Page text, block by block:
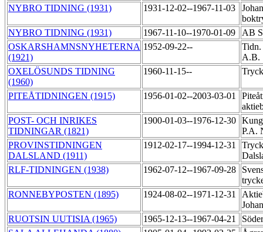
NYBRO TIDNING (1931)
1931-12-02--1967-11-03
NYBRO TIDNING (1931)
1967-11-10--1970-01-09
AB
OSKARSHAMNSNYHETERNA
(1921)
1952-09-22--
Tidn.
A.B.
OXELÖSUNDS TIDNING
(1960)
1960-11-15--
PITEÅTIDNINGEN (1915) 1956-01-02--2003-03-01
POST- OCH INRIKES
TIDNINGAR (1821)
1900-01-03--1976-12-30
P.A.
PROVINSTIDNINGEN
DALSLAND (1911)
1912-02-17--1994-12-31
RLF-TIDNINGEN (1938)
1962-07-12--1967-09-28
RONNEBYPOSTEN (1895)
1924-08-02--1971-12-31
RUOTSIN UUTISIA (1965)
1965-12-13--1967-04-21